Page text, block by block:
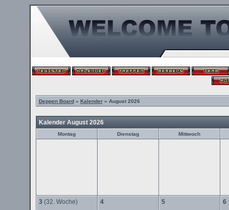
Deppen Board» Kalender» August 2026
Kalender August 2026
Montag Dienstag Mittwoch
3 (32. Woche) 4 5 6